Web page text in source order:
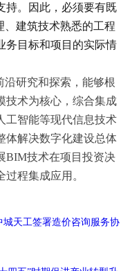
持。因此，必须要有既
建筑技术熟悉的工程
务目标和项目的实际情
沿研究和探索，能够根
技术为核心，综合集成
工智能等现代信息技术
体解决数字化建设总体
BIM技术在项目投资决
程集成应用。
天工签署造价咨询服务协